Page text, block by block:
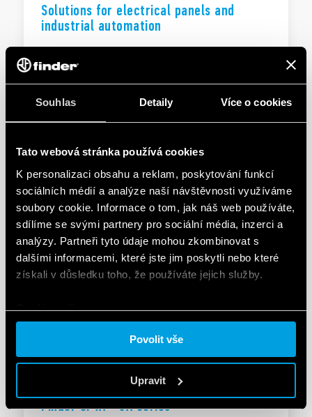
Souhlas Detaily Více o cookies
Tato webová stránka používá cookies
K personalizaci obsahu a reklam, poskytování funkcí
sociálních médií a analýze naší návštěvnosti využíváme
soubory cookie. Informace o tom, jak náš web používáte,
sdílíme se svými partnery pro sociální média, inzerci a
analýzy. Partneři tyto údaje mohou zkombinovat s
dalšími informacemi, které jste jim poskytli nebo které
získali v důsledku toho, že používáte jejich služby.
Cookie policy.
Povolit vše
Upravit
Solutions for electrical panels and
industrial automation
industrial automation
EN|| .PDF
BROŽURA
Brochure Industrial applications
Finder OPTA - 8A Series